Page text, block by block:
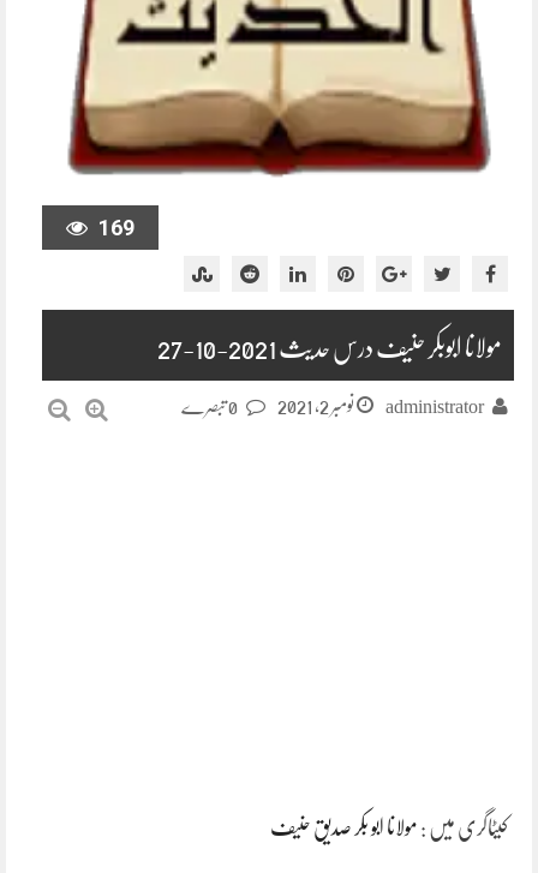
169
مولانا ابوبکر حنیف درس حدیث 2021-10-27
administrator نومبر 2, 2021
کیٹاگری میں : مولانا ابو بکر صدیق حنیف